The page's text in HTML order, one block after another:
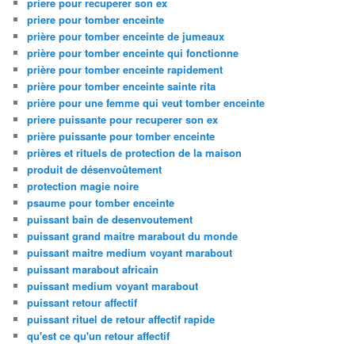
priere pour tomber enceinte
prière pour tomber enceinte de jumeaux
prière pour tomber enceinte qui fonctionne
prière pour tomber enceinte rapidement
prière pour tomber enceinte sainte rita
prière pour une femme qui veut tomber enceinte
priere puissante pour recuperer son ex
prière puissante pour tomber enceinte
prières et rituels de protection de la maison
produit de désenvoûtement
protection magie noire
psaume pour tomber enceinte
puissant bain de desenvoutement
puissant grand maitre marabout du monde
puissant maitre medium voyant marabout
puissant marabout africain
puissant medium voyant marabout
puissant retour affectif
puissant rituel de retour affectif rapide
qu'est ce qu'un retour affectif